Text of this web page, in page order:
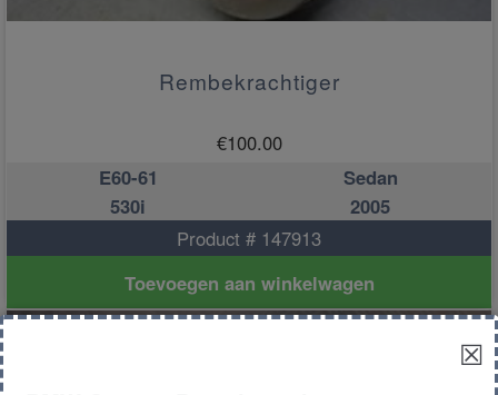
Rembekrachtiger
€100.00
E60-61
Sedan
530i
2005
Product # 147913
Toevoegen aan winkelwagen
☒